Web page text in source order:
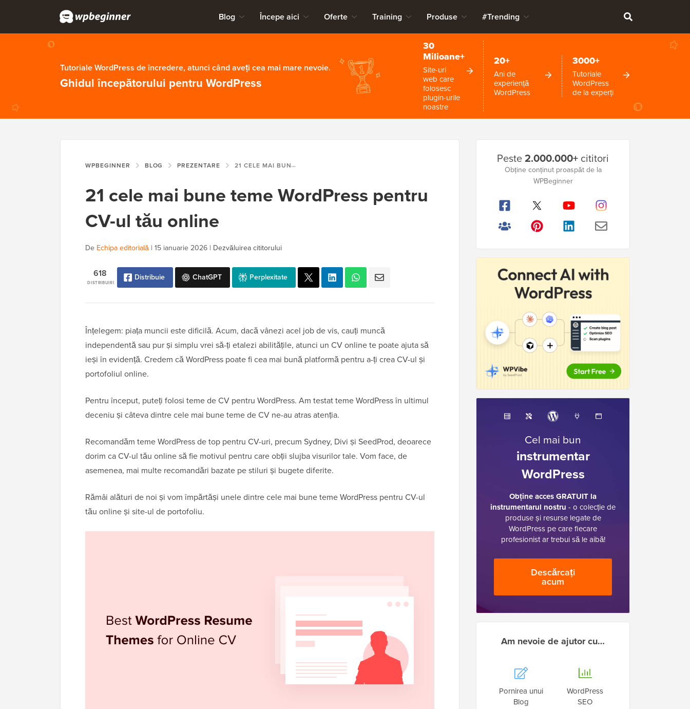
Blog Începe aici Oferte Training Produse #Trending
Tutoriale WordPress de încredere, atunci când aveți cea mai mare nevoie.
Ghidul începătorului pentru WordPress
30
Milioane+
Site-uri
web care
folosesc
plugin-urile
noastre
20+
Ani de
experiență
WordPress
3000+
Tutoriale
WordPress
de la experți
WPBEGINNER BLOG PREZENTARE 21 CELE MAI BUNE TEME WORDPRESS PENTRU CV-UL TĂU ONLINE
21 cele mai bune teme WordPress pentru
CV-ul tău online
De Echipa editorială | 15 ianuarie 2026 | Dezvăluirea cititorului
DISTRIBUIRI
618 Distribuie ChatGPT Perplexitate
Înțelegem: piața muncii este dificilă. Acum, dacă vânezi acel job de vis, cauți muncă
independentă sau pur și simplu vrei să-ți etalezi abilitățile, atunci un CV online te poate ajuta să
ieși în evidență. Credem că WordPress poate fi cea mai bună platformă pentru a-ți crea CV-ul și
portofoliul online.
Pentru început, puteți folosi teme de CV pentru WordPress. Am testat teme WordPress în ultimul
deceniu și câteva dintre cele mai bune teme de CV ne-au atras atenția.
Recomandăm teme WordPress de top pentru CV-uri, precum Sydney, Divi și SeedProd, deoarece
dorim ca CV-ul tău online să fie motivul pentru care obții slujba visurilor tale. Vom face, de
asemenea, mai multe recomandări bazate pe stiluri și bugete diferite.
Rămâi alături de noi și vom împărtăși unele dintre cele mai bune teme WordPress pentru CV-ul
tău online și site-ul de portofoliu.
laterală
Peste2.000.000+ cititori
Obține conținut proaspăt de la
WPBeginner
Cel mai bun
instrumentar
WordPress
Obține acces GRATUIT la
instrumentarul nostru - o colecție de
produse și resurse legate de
WordPress pe care fiecare
profesionist ar trebui să le aibă!
Descărcați
acum
Am nevoie de ajutor cu…
Pornirea unui
Blog
WordPress
SEO